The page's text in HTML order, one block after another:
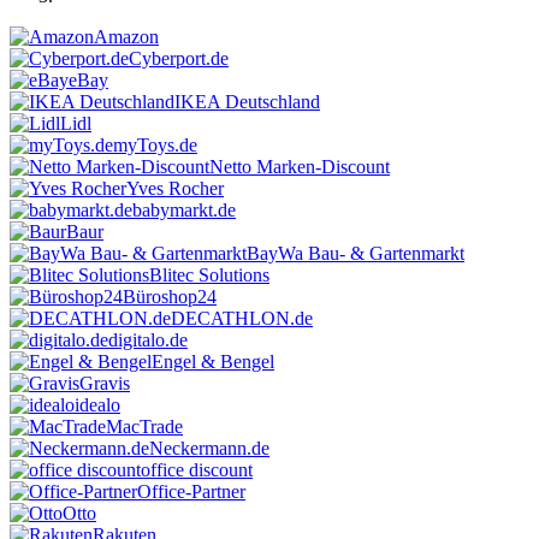
Amazon
Cyberport.de
eBay
IKEA Deutschland
Lidl
myToys.de
Netto Marken-Discount
Yves Rocher
babymarkt.de
Baur
BayWa Bau- & Gartenmarkt
Blitec Solutions
Büroshop24
DECATHLON.de
digitalo.de
Engel & Bengel
Gravis
idealo
MacTrade
Neckermann.de
office discount
Office-Partner
Otto
Rakuten